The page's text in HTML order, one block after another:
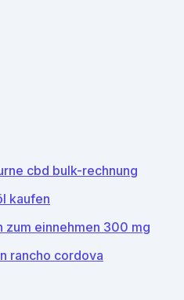
cbd bulk-rechnung
kaufen
zum einnehmen 300 mg
rancho cordova